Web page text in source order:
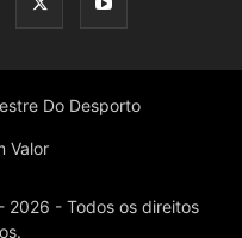
Do Desporto
Valor
- Todos os direitos